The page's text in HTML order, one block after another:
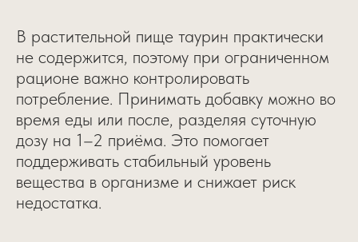
В растительной пище таурин практически
не содержится, поэтому при ограниченном
рационе важно контролировать
потребление. Принимать добавку можно во
время еды или после, разделяя суточную
дозу на 1–2 приёма. Это помогает
поддерживать стабильный уровень
вещества в организме и снижает риск
недостатка.